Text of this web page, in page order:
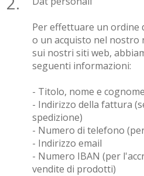
Per effettuare un ordine
o un acquisto nel
sui nostri siti web,
seguenti informazioni:
- Titolo, nome e cognome
- Indirizzo della fattura
spedizione)
- Numero di telefono
- Indirizzo email
- Numero IBAN (per
vendite di prodotti)